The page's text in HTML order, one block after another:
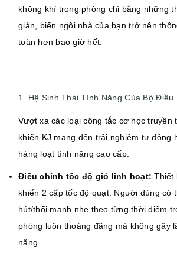
không khí trong phòng chỉ bằng những
giản, biến ngôi nhà của bạn trở nên
toàn hơn bao giờ hết.
1. Hệ Sinh Thái Tính Năng Của Bộ Điều
Vượt xa các loại công tắc cơ học truyền
khiển KJ mang đến trải nghiệm tự động
hàng loạt tính năng cao cấp:
Điều chỉnh tốc độ gió linh hoạt: Thiết
khiển 2 cấp tốc độ quạt. Người dùng có
hút/thổi mạnh nhẹ theo từng thời điểm
phòng luôn thoáng đãng mà không gây
năng.